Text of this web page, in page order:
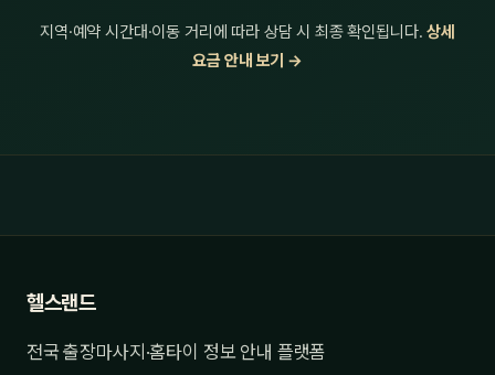
지역·예약 시간대·이동 거리에 따라 상담 시 최종 확인됩니다.상세
요금 안내 보기 →
헬스랜드
전국 출장마사지·홈타이 정보 안내 플랫폼